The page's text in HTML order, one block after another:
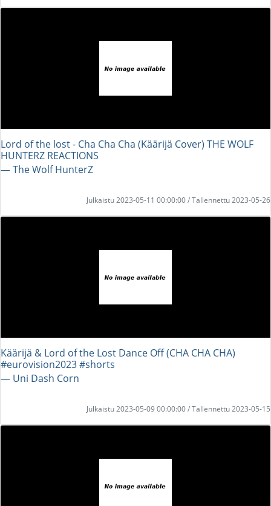
Lord of the lost - Cha Cha Cha (Käärijä Cover) THE WOLF
HUNTERZ REACTIONS
― The Wolf HunterZ
Julkaistu 2023-05-11 00:00:00 / Tallennettu 2023-05-26
Käärijä & Lord of the Lost Dance Off (CHA CHA CHA)
#eurovision2023 #shorts
― Uni Dash Corn
Julkaistu 2023-05-09 00:00:00 / Tallennettu 2023-05-15